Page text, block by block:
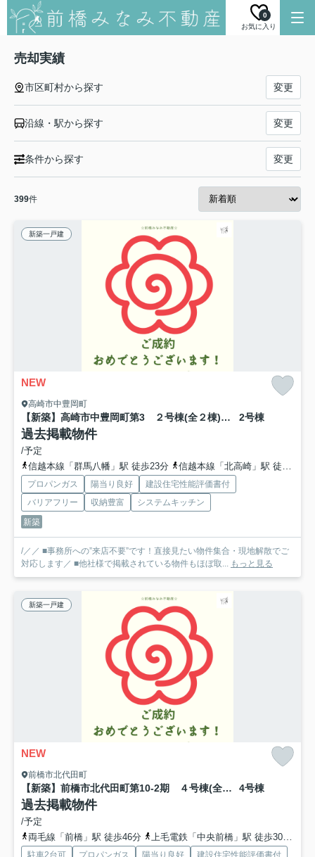
お気に入り
0
売却実績
市区町村から探す 変更
沿線・駅から探す 変更
条件から探す 変更
399件
新築一戸建
NEW
高崎市中豊岡町
【新築】高崎市中豊岡町第3 ２号棟(全２棟) クレイドルガーデン 新築建売分譲 2号棟
過去掲載物件
/予定
信越本線「群馬八幡」駅 徒歩23分
信越本線「北高崎」駅 徒歩41分
プロパンガス 陽当り良好
建設住宅性能評価書付
バリアフリー
収納豊富
システムキッチン
新築
/／／ ■事務所への”来店不要”です！直接見たい物件集合・現地解散でご
対応します／ ■他社様で掲載されている物件もほぼ取... もっと見る
新築一戸建
NEW
前橋市北代田町
【新築】前橋市北代田町第10-2期 ４号棟(全９棟) クレイドルガーデン 新築建売分譲 4号棟
過去掲載物件
/予定
両毛線「前橋」駅 徒歩46分
上毛電鉄「中央前橋」駅 徒歩30分
駐車2台可 プロパンガス 陽当り良好
建設住宅性能評価書付